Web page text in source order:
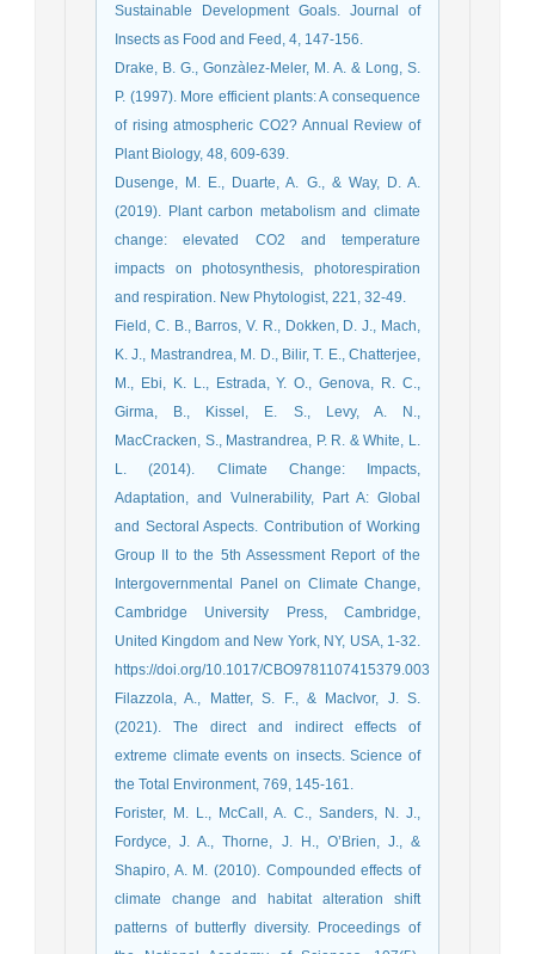
Sustainable Development Goals. Journal of
Insects as Food and Feed, 4, 147-156.
Drake, B. G., Gonzàlez-Meler, M. A. & Long, S.
P. (1997). More efficient plants: A consequence
of rising atmospheric CO2? Annual Review of
Plant Biology, 48, 609-639.
Dusenge, M. E., Duarte, A. G., & Way, D. A.
(2019). Plant carbon metabolism and climate
change: elevated CO2 and temperature
impacts on photosynthesis, photorespiration
and respiration. New Phytologist, 221, 32-49.
Field, C. B., Barros, V. R., Dokken, D. J., Mach,
K. J., Mastrandrea, M. D., Bilir, T. E., Chatterjee,
M., Ebi, K. L., Estrada, Y. O., Genova, R. C.,
Girma, B., Kissel, E. S., Levy, A. N.,
MacCracken, S., Mastrandrea, P. R. & White, L.
L. (2014). Climate Change: Impacts,
Adaptation, and Vulnerability, Part A: Global
and Sectoral Aspects. Contribution of Working
Group II to the 5th Assessment Report of the
Intergovernmental Panel on Climate Change,
Cambridge University Press, Cambridge,
United Kingdom and New York, NY, USA, 1-32.
https://doi.org/10.1017/CBO9781107415379.003
Filazzola, A., Matter, S. F., & MacIvor, J. S.
(2021). The direct and indirect effects of
extreme climate events on insects. Science of
Forister, M. L., McCall, A. C., Sanders, N. J.,
Fordyce, J. A., Thorne, J. H., O’Brien, J., &
Shapiro, A. M. (2010). Compounded effects of
climate change and habitat alteration shift
patterns of butterfly diversity. Proceedings of